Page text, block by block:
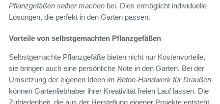
Pflanzgefäßen selber machen bei. Dies ermöglicht individuelle
Lösungen, die perfekt in den Garten passen.
Vorteile von selbstgemachten Pflanzgefäßen
Selbstgemachte Pflanzgefäße bieten nicht nur Kostenvorteile,
sie bringen auch eine persönliche Note in den Garten. Bei der
Umsetzung der eigenen Ideen im Beton-Handwerk für Draußen
können Gartenliebhaber ihrer Kreativität freien Lauf lassen. Die
Zufriedenheit, die aus der Herstellung eigener Projekte entsteht,